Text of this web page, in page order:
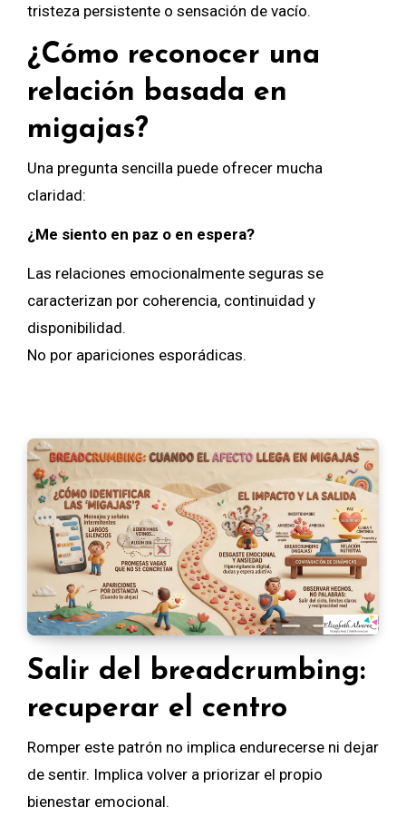
tristeza persistente o sensación de vacío.
¿Cómo reconocer una
relación basada en
migajas?
Una pregunta sencilla puede ofrecer mucha
claridad:
¿Me siento en paz o en espera?
Las relaciones emocionalmente seguras se
caracterizan por coherencia, continuidad y
disponibilidad.
No por apariciones esporádicas.
Salir del breadcrumbing:
recuperar el centro
Romper este patrón no implica endurecerse ni dejar
de sentir. Implica volver a priorizar el propio
bienestar emocional.